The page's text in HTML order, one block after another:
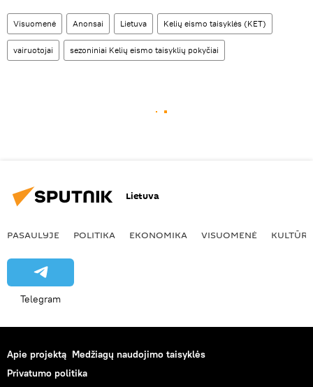
Visuomenė Anonsai Lietuva Kelių eismo taisyklės (KET)
vairuotojai sezoniniai Kelių eismo taisyklių pokyčiai
Lietuva
PASAULYJE POLITIKA EKONOMIKA VISUOMENĖ KULTŪRA
Telegram
Apie projektą Medžiagų naudojimo taisyklės
Privatumo politika